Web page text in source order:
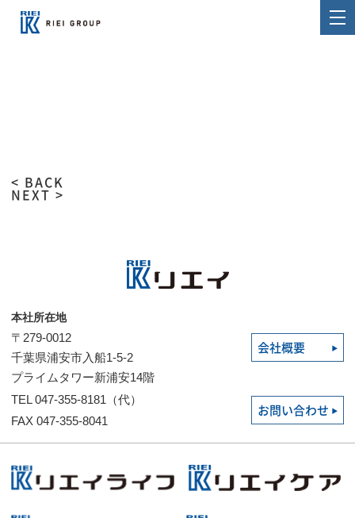
< BACK
NEXT >
本社所在地
〒279-0012
千葉県浦安市入船1-5-2
プライムタワー新浦安14階
会社概要
TEL 047-355-8181（代）
FAX 047-355-8041
お問い合わせ